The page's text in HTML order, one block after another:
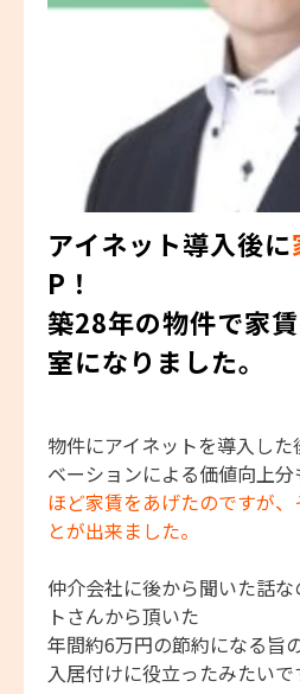
アイネット導入後に
P！
築28年の物件で家
室になりました。
物件にアイネットを導入し
ベーションによる価値向上分
ほど家賃をあげたのですが
とが出来ました。
仲介会社に後から聞いた話
トさんから頂いた
年間約6万円の節約になる旨
入居付けに役立ったみたいで